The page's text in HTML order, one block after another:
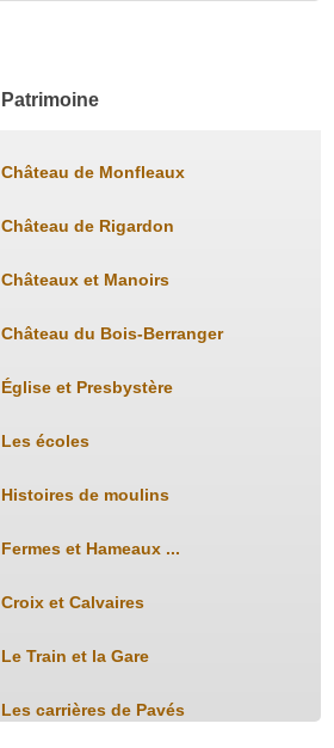
Patrimoine
Château de Monfleaux
Château de Rigardon
Châteaux et Manoirs
Château du Bois-Berranger
Église et Presbystère
Les écoles
Histoires de moulins
Fermes et Hameaux ...
Croix et Calvaires
Le Train et la Gare
Les carrières de Pavés